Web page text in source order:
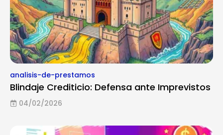
analisis-de-prestamos
Blindaje Crediticio: Defensa ante Imprevistos
04/02/2026